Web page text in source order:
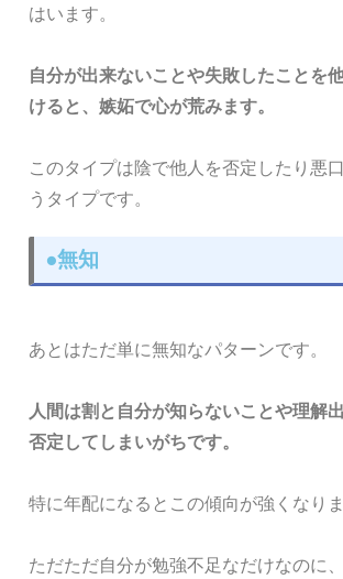
はいます。
自分が出来ないことや失敗したことを
けると、嫉妬で心が荒みます。
このタイプは陰で他人を否定したり悪
うタイプです。
●無知
あとはただ単に無知なパターンです。
人間は割と自分が知らないことや理解
否定してしまいがちです。
特に年配になるとこの傾向が強くなりま
ただただ自分が勉強不足なだけなのに